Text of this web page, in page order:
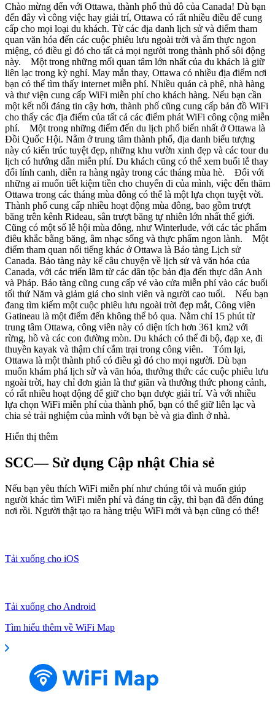
Chào mừng đến với Ottawa, thành phố thủ đô của Canada! Dù bạn
đến đây vì công việc hay giải trí, Ottawa có rất nhiều điều để cung
cấp cho mọi loại du khách. Từ các địa danh lịch sử và điểm tham
quan văn hóa đến các cuộc phiêu lưu ngoài trời và ẩm thực ngon
miệng, có điều gì đó cho tất cả mọi người trong thành phố sôi động
này. Một trong những mối quan tâm lớn nhất của du khách là giữ
liên lạc trong kỳ nghỉ. May mắn thay, Ottawa có nhiều địa điểm nơi
bạn có thể tìm thấy internet miễn phí. Nhiều quán cà phê, nhà hàng
và thư viện cung cấp WiFi miễn phí cho khách hàng. Nếu bạn cần
một kết nối đáng tin cậy hơn, thành phố cũng cung cấp bản đồ WiFi
cho thấy các địa điểm của tất cả các điểm phát WiFi công cộng miễn
phí. Một trong những điểm đến du lịch phổ biến nhất ở Ottawa là
Đồi Quốc Hội. Nằm ở trung tâm thành phố, địa danh biểu tượng
này có kiến trúc tuyệt đẹp, những khu vườn xinh đẹp và các tour du
lịch có hướng dẫn miễn phí. Du khách cũng có thể xem buổi lễ thay
đổi lính canh, diễn ra hàng ngày trong các tháng mùa hè. Đối với
những ai muốn tiết kiệm tiền cho chuyến đi của mình, việc đến thăm
Ottawa trong các tháng mùa đông có thể là một lựa chọn tuyệt vời.
Thành phố cung cấp nhiều hoạt động mùa đông, bao gồm trượt
băng trên kênh Rideau, sân trượt băng tự nhiên lớn nhất thế giới.
Cũng có một số lễ hội mùa đông, như Winterlude, với các tác phẩm
điêu khắc bằng băng, âm nhạc sống và thực phẩm ngon lành. Một
điểm tham quan nổi tiếng khác ở Ottawa là Bảo tàng Lịch sử
Canada. Bảo tàng này kể câu chuyện về lịch sử và văn hóa của
Canada, với các triển lãm từ các dân tộc bản địa đến thực dân Anh
và Pháp. Bảo tàng cũng cung cấp vé vào cửa miễn phí vào các buổi
tối thứ Năm và giảm giá cho sinh viên và người cao tuổi. Nếu bạn
đang tìm kiếm một cuộc phiêu lưu ngoài trời đẹp mắt, Công viên
Gatineau là một điểm đến không thể bỏ qua. Nằm chỉ 15 phút từ
trung tâm Ottawa, công viên này có diện tích hơn 361 km2 với
rừng, hồ và các con đường mòn. Du khách có thể đi bộ, đạp xe, đi
thuyền kayak và thậm chí cắm trại trong công viên. Tóm lại,
Ottawa là một thành phố có điều gì đó cho mọi người. Dù bạn
muốn khám phá lịch sử và văn hóa, thưởng thức các cuộc phiêu lưu
ngoài trời, hay chỉ đơn giản là thư giãn và thưởng thức phong cảnh,
có rất nhiều hoạt động để giữ cho bạn được giải trí. Và với nhiều
lựa chọn WiFi miễn phí của thành phố, bạn có thể giữ liên lạc và
chia sẻ trải nghiệm của mình với bạn bè và gia đình ở nhà.
Hiển thị thêm
SCC— Sử dụng Cập nhật Chia sẻ
Nếu bạn yêu thích WiFi miễn phí như chúng tôi và muốn giúp
người khác tìm WiFi miễn phí và đáng tin cậy, thì bạn đã đến đúng
nơi rồi. Người thật tạo ra hàng triệu WiFi mới và bạn cũng có thể!
Tải xuống cho iOS
Tải xuống cho Android
Tìm hiểu thêm về WiFi Map